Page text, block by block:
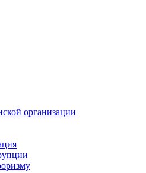
организации